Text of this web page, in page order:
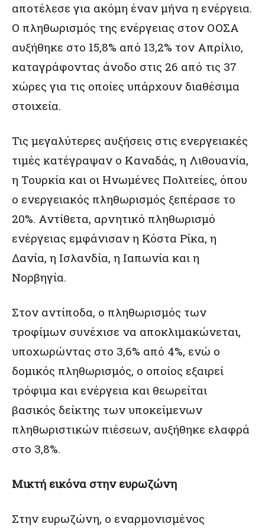
αποτέλεσε για ακόμη έναν μήνα η ενέργεια.
Ο πληθωρισμός της ενέργειας στον ΟΟΣΑ
αυξήθηκε στο 15,8% από 13,2% τον Απρίλιο,
καταγράφοντας άνοδο στις 26 από τις 37
χώρες για τις οποίες υπάρχουν διαθέσιμα
στοιχεία.
Τις μεγαλύτερες αυξήσεις στις ενεργειακές
τιμές κατέγραψαν ο Καναδάς, η Λιθουανία,
η Τουρκία και οι Ηνωμένες Πολιτείες, όπου
ο ενεργειακός πληθωρισμός ξεπέρασε το
20%. Αντίθετα, αρνητικό πληθωρισμό
ενέργειας εμφάνισαν η Κόστα Ρίκα, η
Δανία, η Ισλανδία, η Ιαπωνία και η
Νορβηγία.
Στον αντίποδα, ο πληθωρισμός των
τροφίμων συνέχισε να αποκλιμακώνεται,
υποχωρώντας στο 3,6% από 4%, ενώ ο
δομικός πληθωρισμός, ο οποίος εξαιρεί
τρόφιμα και ενέργεια και θεωρείται
βασικός δείκτης των υποκείμενων
πληθωριστικών πιέσεων, αυξήθηκε ελαφρά
στο 3,8%.
Μικτή εικόνα στην ευρωζώνη
Στην ευρωζώνη, ο εναρμονισμένος